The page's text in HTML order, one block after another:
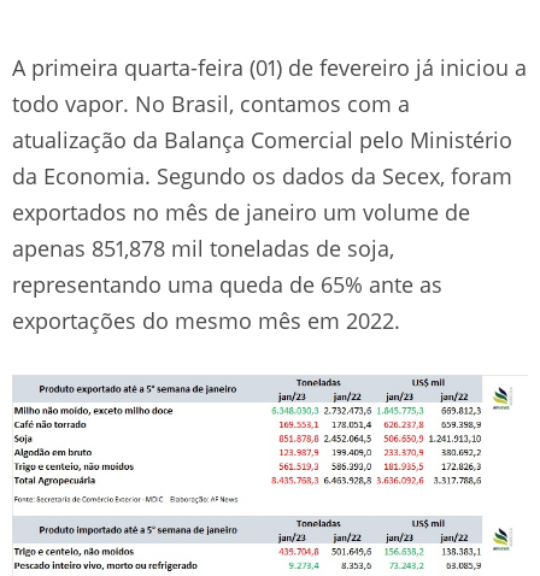
A primeira quarta-feira (01) de fevereiro já iniciou a
todo vapor. No Brasil, contamos com a
atualização da Balança Comercial pelo Ministério
da Economia. Segundo os dados da Secex, foram
exportados no mês de janeiro um volume de
apenas 851,878 mil toneladas de soja,
representando uma queda de 65% ante as
exportações do mesmo mês em 2022.